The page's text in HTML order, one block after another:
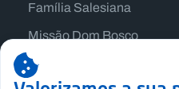
Família Salesiana
Missão Dom Bosco
Jogos Nacionais